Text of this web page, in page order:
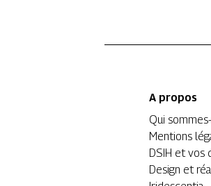
A propos
Qui
Mentions
DSIH et vos
Design et